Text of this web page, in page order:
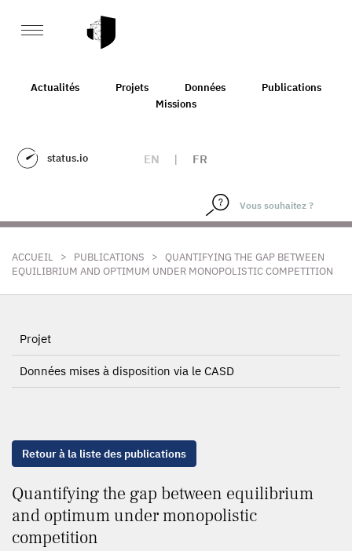
Actualités Projets Données
Publications
Missions
status.io EN | FR
ACCUEIL > PUBLICATIONS > QUANTIFYING THE GAP BETWEEN
EQUILIBRIUM AND OPTIMUM UNDER MONOPOLISTIC COMPETITION
Projet
Données mises à disposition via le CASD
Retour à la liste des publications
Quantifying the gap between equilibrium
and optimum under monopolistic
competition